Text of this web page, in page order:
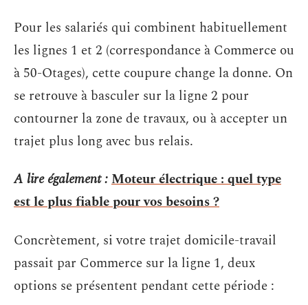
Pour les salariés qui combinent habituellement
les lignes 1 et 2 (correspondance à Commerce ou
à 50-Otages), cette coupure change la donne. On
se retrouve à basculer sur la ligne 2 pour
contourner la zone de travaux, ou à accepter un
trajet plus long avec bus relais.
A lire également :Moteur électrique : quel type
est le plus fiable pour vos besoins ?
Concrètement, si votre trajet domicile-travail
passait par Commerce sur la ligne 1, deux
options se présentent pendant cette période :